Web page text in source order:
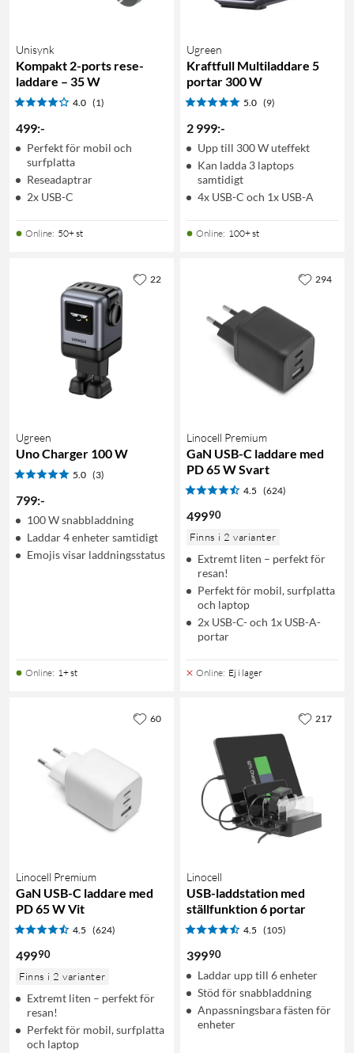
Unisynk
Kompakt 2-ports rese-
laddare – 35 W
4.0 (1)
499:-
Perfekt för mobil och
surfplatta
Reseadaptrar
2x USB-C
Online: 50+ st
Ugreen
Kraftfull Multiladdare 5
portar 300 W
5.0 (9)
2 999:-
Upp till 300 W uteffekt
Kan ladda 3 laptops
samtidigt
4x USB-C och 1x USB-A
Online: 100+ st
Ugreen
Uno Charger 100 W
5.0 (3)
799:-
100 W snabbladdning
Laddar 4 enheter samtidigt
Emojis visar laddningsstatus
Online: 1+ st
22
Linocell Premium
GaN USB-C laddare med
PD 65 W Svart
4.5 (624)
49990
Finns i 2 varianter
Extremt liten – perfekt för
resan!
Perfekt för mobil, surfplatta
och laptop
2x USB-C- och 1x USB-A-
portar
Online: Ej i lager
294
Linocell Premium
GaN USB-C laddare med
PD 65 W Vit
4.5 (624)
49990
Finns i 2 varianter
Extremt liten – perfekt för
resan!
Perfekt för mobil, surfplatta
och laptop
60
Linocell
USB-laddstation med
ställfunktion 6 portar
4.5 (105)
39990
Laddar upp till 6 enheter
Stöd för snabbladdning
Anpassningsbara fästen för
enheter
217